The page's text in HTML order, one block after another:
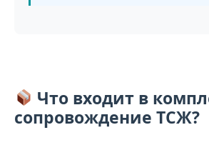
Что входит в
сопровождение ТСЖ?